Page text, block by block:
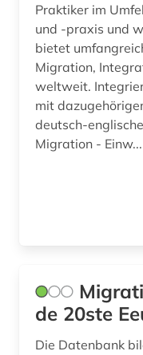
Praktiker im
und -praxis und
bietet
Migration,
weltweit.
mit
deutsch-
Migration - Einw...
de 20ste
Die Datenbank